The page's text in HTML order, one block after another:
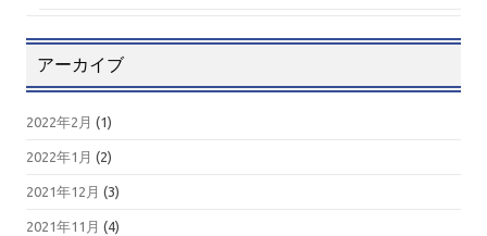
アーカイブ
2022年2月 (1)
2022年1月 (2)
2021年12月 (3)
2021年11月 (4)